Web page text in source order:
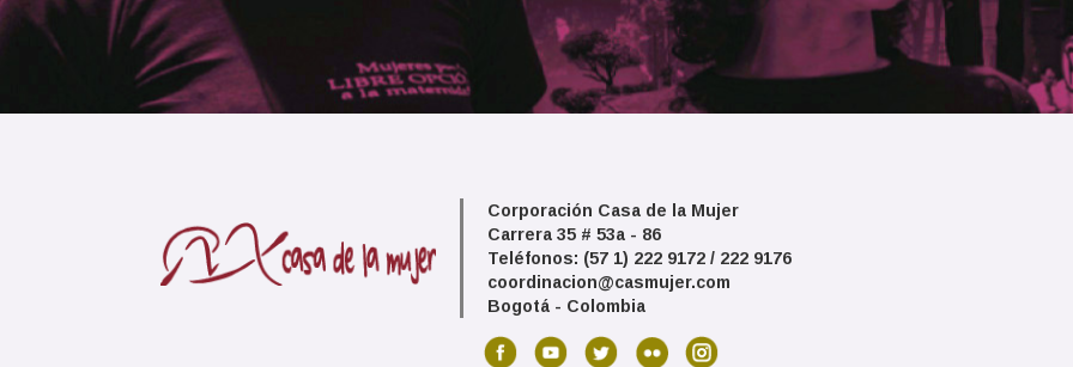
Corporación Casa de la Mujer
Carrera 35 # 53a - 86
Teléfonos: (57 1) 222 9172 / 222 9176
coordinacion@casmujer.com
Bogotá - Colombia